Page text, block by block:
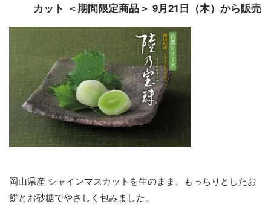
カット ＜期間限定商品＞ 9月21日（木）から販売
岡山県産 シャインマスカットを生のまま、もっちりとしたお
餅とお砂糖でやさしく包みました。